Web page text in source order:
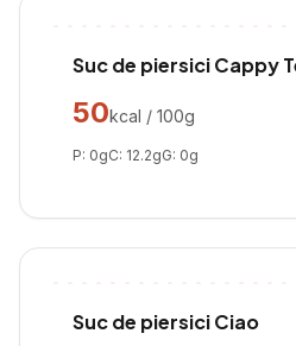
Suc de piersici Cappy
50kcal / 100g
P: 0gC: 12.2gG: 0g
Suc de piersici Ciao